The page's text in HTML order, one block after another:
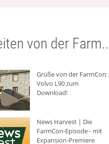
von der
Grüße von der FarmCon:
Volvo L90 zum
Download!
News Harvest | Die
FarmCon-Episode - mit
Expansion-Premiere